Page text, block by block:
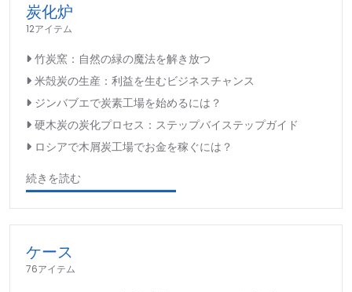
炭化炉
12アイテム
竹炭窯：自然の緑の魔法を解き放つ
米殻炭の生産：利益を生むビジネスチャンス
ジンバブエで炭素工場を始めるには？
硬木炭の炭化プロセス：ステップバイステップガイド
ロシアで木屑炭工場でお金を稼ぐには？
続きを読む
ケース
76アイテム